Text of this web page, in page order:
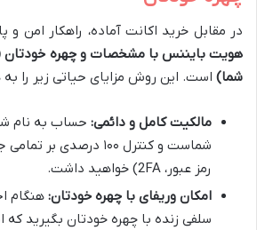
در مقابل خرید اکانت آماده، راهکار امن و
هویت بایننس با مشخصات و چهره خودتان
شما) است. این روش مزایای حیاتی زیر را به
مالکیت کامل و دائمی: حساب به نام
شماست و کنترل ۱۰۰
رمز عبور، 2FA) خواهید داشت.
امکان وریفای با چهره خودتان: هنگام
سلفی زنده با چهره خودتان بگیرید که